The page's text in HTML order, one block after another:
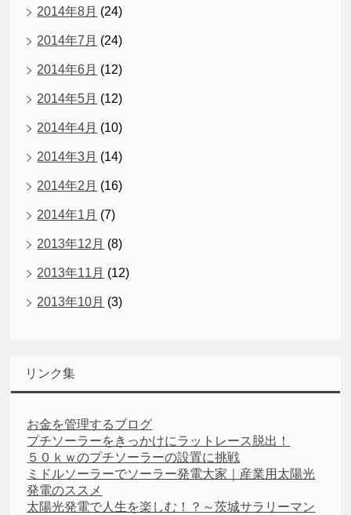
2014年8月 (24)
2014年7月 (24)
2014年6月 (12)
2014年5月 (12)
2014年4月 (10)
2014年3月 (14)
2014年2月 (16)
2014年1月 (7)
2013年12月 (8)
2013年11月 (12)
2013年10月 (3)
リンク集
お金を管理するブログ
プチソーラーをきっかけにラットレース脱出！
５０ｋｗのプチソーラーの設置に挑戦
ミドルソーラーでソーラー発電大家｜産業用太陽光
発電のススメ
太陽光発電で人生を楽しむ！？～茨城サラリーマン